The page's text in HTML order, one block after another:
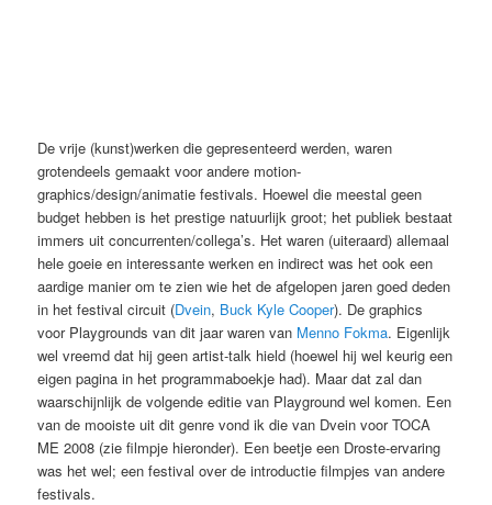
De vrije (kunst)werken die gepresenteerd werden, waren
grotendeels gemaakt voor andere motion-
graphics/design/animatie festivals. Hoewel die meestal geen
budget hebben is het prestige natuurlijk groot; het publiek bestaat
immers uit concurrenten/collega’s. Het waren (uiteraard) allemaal
hele goeie en interessante werken en indirect was het ook een
aardige manier om te zien wie het de afgelopen jaren goed deden
in het festival circuit (Dvein, Buck Kyle Cooper). De graphics
voor Playgrounds van dit jaar waren van Menno Fokma. Eigenlijk
wel vreemd dat hij geen artist-talk hield (hoewel hij wel keurig een
eigen pagina in het programmaboekje had). Maar dat zal dan
waarschijnlijk de volgende editie van Playground wel komen. Een
van de mooiste uit dit genre vond ik die van Dvein voor TOCA
ME 2008 (zie filmpje hieronder). Een beetje een Droste-ervaring
was het wel; een festival over de introductie filmpjes van andere
festivals.